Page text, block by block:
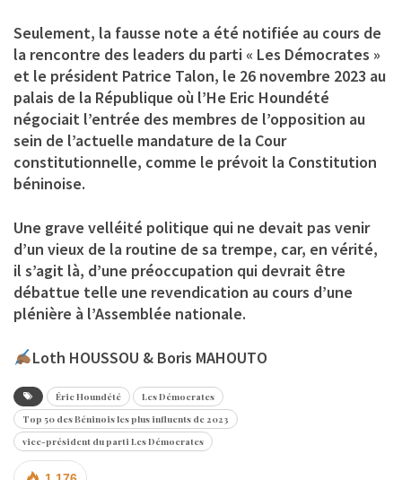
Seulement, la fausse note a été notifiée au cours de
la rencontre des leaders du parti « Les Démocrates »
et le président Patrice Talon, le 26 novembre 2023 au
palais de la République où l’He Eric Houndété
négociait l’entrée des membres de l’opposition au
sein de l’actuelle mandature de la Cour
constitutionnelle, comme le prévoit la Constitution
béninoise.
Une grave velléité politique qui ne devait pas venir
d’un vieux de la routine de sa trempe, car, en vérité,
il s’agit là, d’une préoccupation qui devrait être
débattue telle une revendication au cours d’une
plénière à l’Assemblée nationale.
Loth HOUSSOU & Boris MAHOUTO
Éric Houndété
Les Démocrates
Top 50 des Béninois les plus influents de 2023
vice-président du parti Les Démocrates